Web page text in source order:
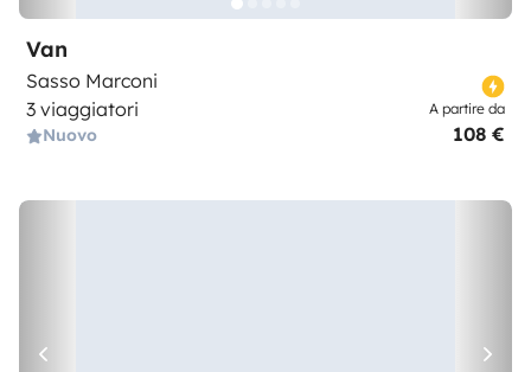
Van
Sasso Marconi
3 viaggiatori
Nuovo
A partire da
108 €